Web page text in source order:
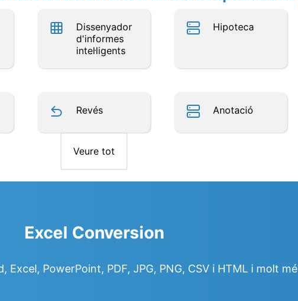
Dissenyador
d'informes
intel·ligents
Hipoteca
Revés Anotació
Veure tot
Excel Conversion
Excel, PowerPoint, PDF, JPG, PNG, CSV i HTML i molt